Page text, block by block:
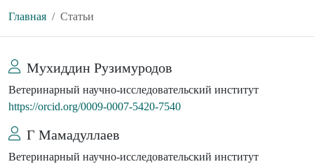
Главная Статьи
Мухиддин Рузимуродов
Ветеринарный научно-исследовательский институт
https://orcid.org/0009-0007-5420-7540
Г Мамадуллаев
Ветеринарный научно-исследовательский институт